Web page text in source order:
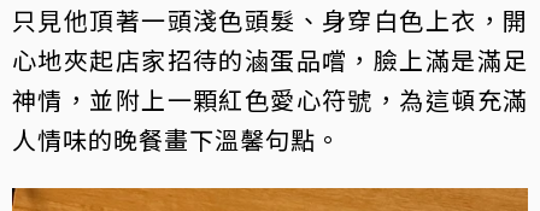
只見他頂著一頭淺色頭髮、身穿白色上衣，開
心地夾起店家招待的滷蛋品嚐，臉上滿是滿足
神情，並附上一顆紅色愛心符號，為這頓充滿
人情味的晚餐畫下溫馨句點。